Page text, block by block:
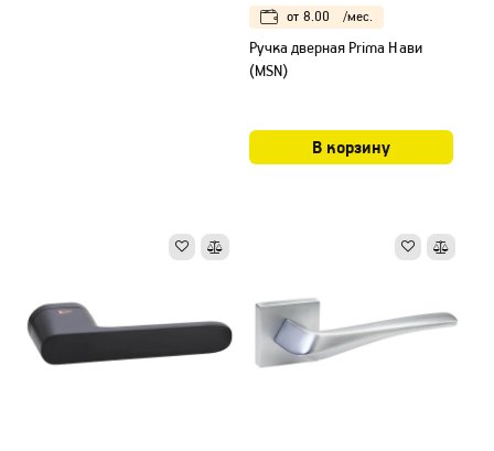
от 8.00 /мес.
Ручка дверная Prima Нави
(MSN)
В корзину